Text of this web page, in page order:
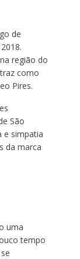
de
região do
como
Pires.
São
e simpatia
da marca
uma
tempo